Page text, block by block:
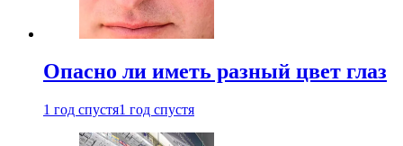
Опасно ли иметь разный цвет глаз
1 год спустя1 год спустя